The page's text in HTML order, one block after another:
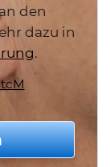
den
dazu in
.